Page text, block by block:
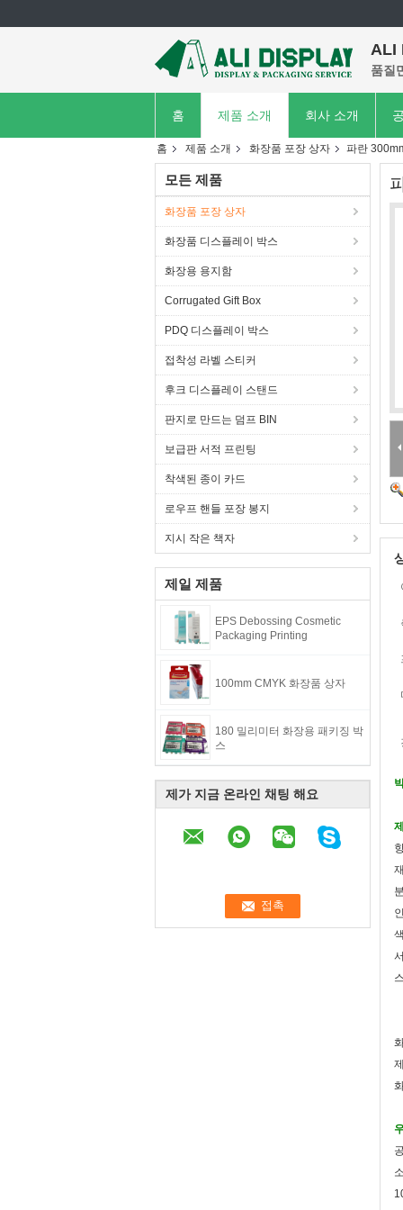
ALI
품질
홈 제품 소개 회사 소개
홈 제품 소개 화장품 포장 상자 파란
모든 제품
화장품 포장 상자
화장품 디스플레이 박스
화장용 용지함
Corrugated Gift Box
PDQ 디스플레이 박스
접착성 라벨 스티커
후크 디스플레이 스탠드
판지로 만드는 덤프 BIN
보급판 서적 프린팅
착색된 종이 카드
로우프 핸들 포장 봉지
지시 작은 책자
제일 제품
EPS Debossing Cosmetic
Packaging Printing
100mm CMYK 화장품 상자
180 밀리미터 화장용 패키징 박
스
제가 지금 온라인 채팅 해요